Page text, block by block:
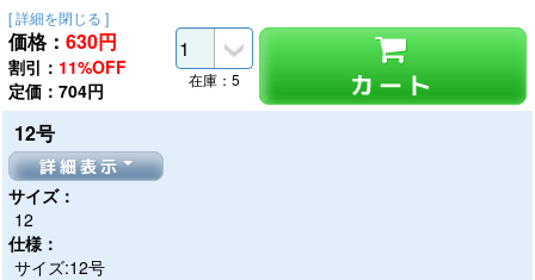
[ 詳細を閉じる ]
価格： 630円
割引： 11%OFF
定価：704円
カート
在庫：5
12号
詳細表示
サイズ：
12
仕様：
サイズ:12号